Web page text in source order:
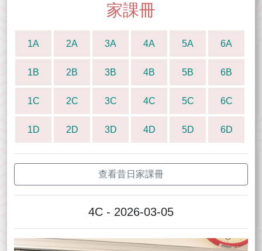
家課冊
1A 2A 3A 4A 5A 6A
1B 2B 3B 4B 5B 6B
1C 2C 3C 4C 5C 6C
1D 2D 3D 4D 5D 6D
查看昔日家課冊
4C - 2026-03-05